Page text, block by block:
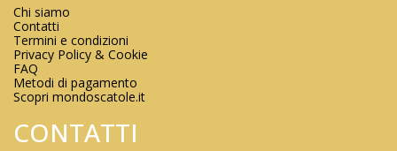
Chi siamo
Contatti
Termini e condizioni
Privacy Policy & Cookie
FAQ
Metodi di pagamento
Scopri mondoscatole.it
CONTATTI